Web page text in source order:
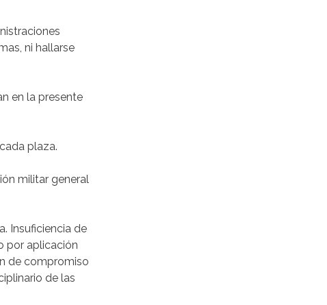
ni hallarse
en la presente
plaza.
militar general
Insuficiencia de
por aplicación
de compromiso
de las